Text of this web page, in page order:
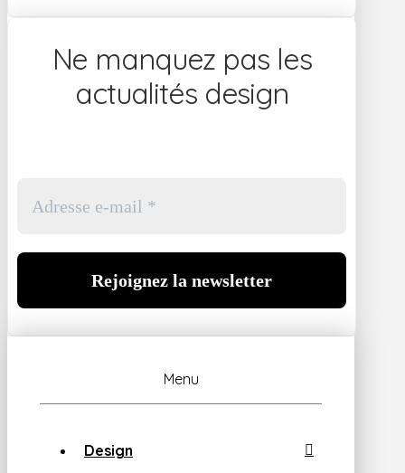
Ne manquez pas les
actualités design
Menu
Design